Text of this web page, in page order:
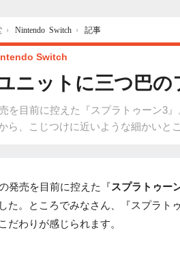
› Nintendo Switch › 記事
ニットに三つ巴の
を目前に控えた『スプラトゥーン3
ら、こじつけに近いような細かいと
Switch
発売を目前に控えた『スプラトゥー
た。ところでみなさん、『スプラト
だわりが感じられます。